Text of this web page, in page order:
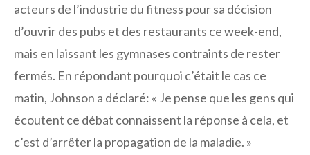
acteurs de l’industrie du fitness pour sa décision
d’ouvrir des pubs et des restaurants ce week-end,
mais en laissant les gymnases contraints de rester
fermés. En répondant pourquoi c’était le cas ce
matin, Johnson a déclaré: « Je pense que les gens qui
écoutent ce débat connaissent la réponse à cela, et
c’est d’arrêter la propagation de la maladie. »